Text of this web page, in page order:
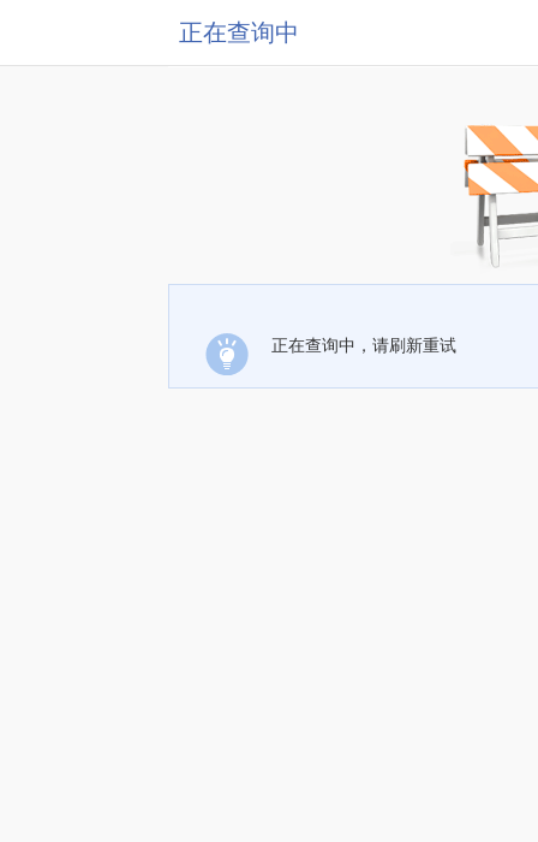
正在查询中
正在查询中，请刷新重试